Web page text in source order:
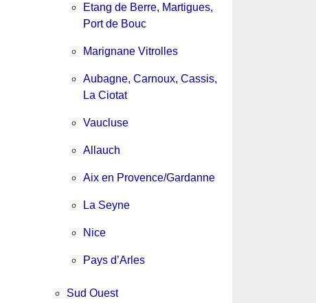
Etang de Berre, Martigues,
Port de Bouc
Marignane Vitrolles
Aubagne, Carnoux, Cassis,
La Ciotat
Vaucluse
Allauch
Aix en Provence/Gardanne
La Seyne
Nice
Pays d’Arles
Sud Ouest